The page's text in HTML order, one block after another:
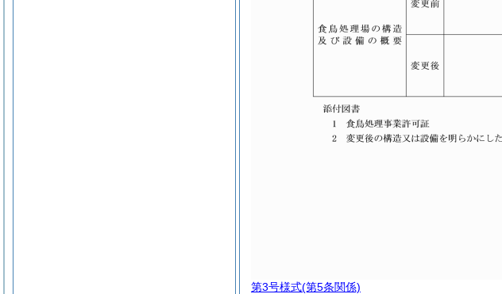
第3号様式(第5条関係)